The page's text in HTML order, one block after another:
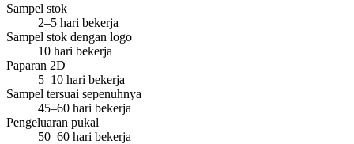
Sampel stok
2–5 hari bekerja
Sampel stok dengan logo
10 hari bekerja
Paparan 2D
5–10 hari bekerja
Sampel tersuai sepenuhnya
45–60 hari bekerja
Pengeluaran pukal
50–60 hari bekerja